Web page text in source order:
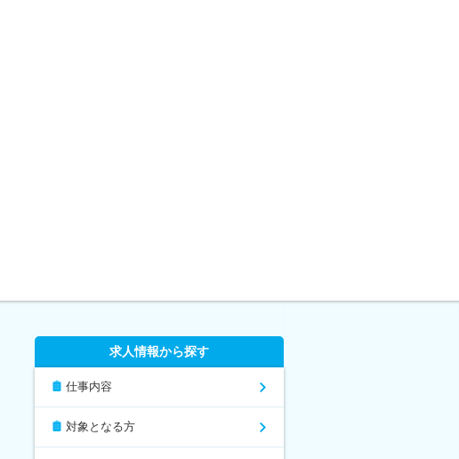
求人情報から探す
仕事内容
対象となる方